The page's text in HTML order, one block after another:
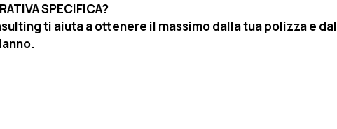
SPECIFICA?
ti aiuta a ottenere il massimo dalla tua polizza e dal